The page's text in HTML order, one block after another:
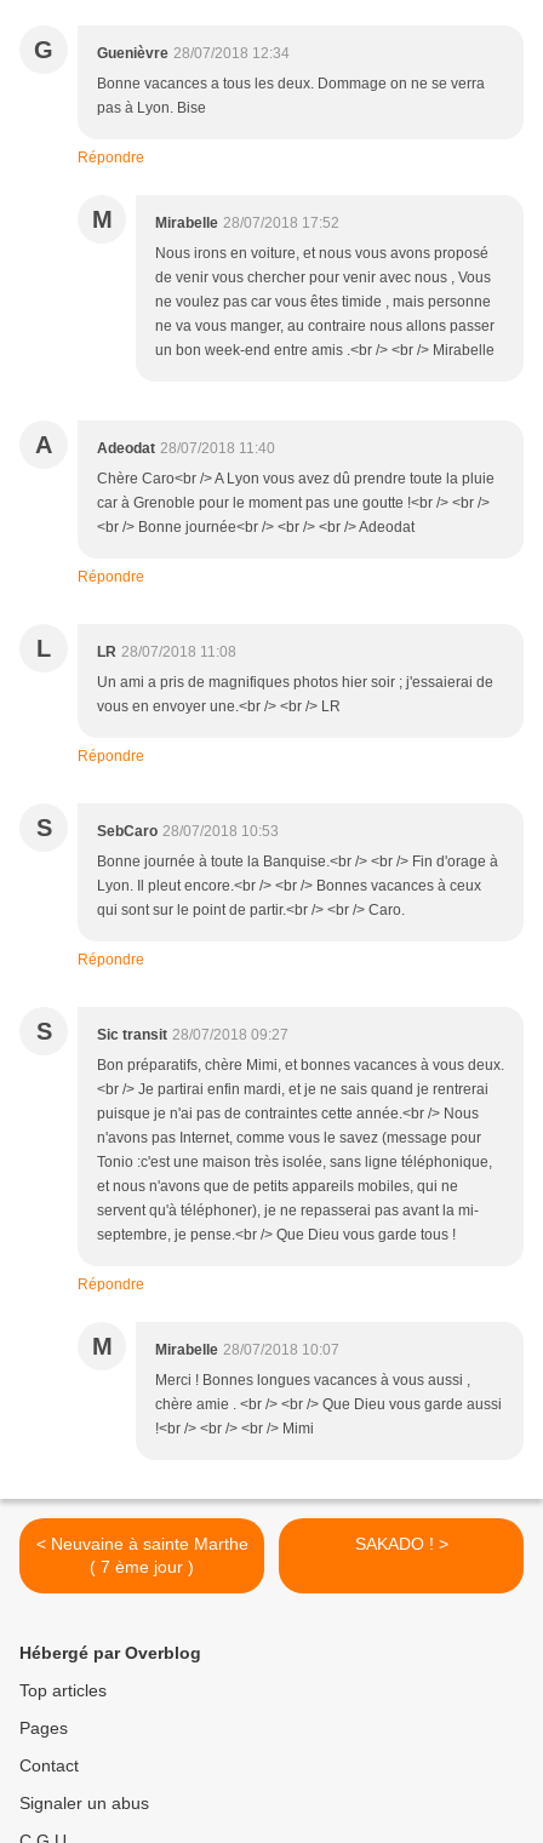
G Guenièvre 28/07/2018 12:34
Bonne vacances a tous les deux. Dommage on ne se verra
pas à Lyon. Bise
Répondre
M Mirabelle 28/07/2018 17:52
Nous irons en voiture, et nous vous avons proposé
de venir vous chercher pour venir avec nous , Vous
ne voulez pas car vous êtes timide , mais personne
ne va vous manger, au contraire nous allons passer
un bon week-end entre amis .<br /> <br /> Mirabelle
A Adeodat 28/07/2018 11:40
Chère Caro<br /> A Lyon vous avez dû prendre toute la pluie
car à Grenoble pour le moment pas une goutte !<br /> <br />
<br /> Bonne journée<br /> <br /> <br /> Adeodat
Répondre
L LR 28/07/2018 11:08
Un ami a pris de magnifiques photos hier soir ; j'essaierai de
vous en envoyer une.<br /> <br /> LR
Répondre
S SebCaro 28/07/2018 10:53
Bonne journée à toute la Banquise.<br /> <br /> Fin d'orage à
Lyon. Il pleut encore.<br /> <br /> Bonnes vacances à ceux
qui sont sur le point de partir.<br /> <br /> Caro.
Répondre
S Sic transit 28/07/2018 09:27
Bon préparatifs, chère Mimi, et bonnes vacances à vous deux.
<br /> Je partirai enfin mardi, et je ne sais quand je rentrerai
puisque je n'ai pas de contraintes cette année.<br /> Nous
n'avons pas Internet, comme vous le savez (message pour
Tonio :c'est une maison très isolée, sans ligne téléphonique,
et nous n'avons que de petits appareils mobiles, qui ne
servent qu'à téléphoner), je ne repasserai pas avant la mi-
septembre, je pense.<br /> Que Dieu vous garde tous !
Répondre
M Mirabelle 28/07/2018 10:07
Merci ! Bonnes longues vacances à vous aussi ,
chère amie . <br /> <br /> Que Dieu vous garde aussi
!<br /> <br /> <br /> Mimi
< Neuvaine à sainte Marthe
( 7 ème jour )
SAKADO ! >
Hébergé par Overblog
Top articles
Pages
Contact
Signaler un abus